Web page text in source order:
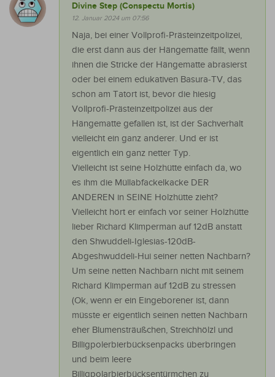
Divine Step (Conspectu Mortis)
12. Januar 2024 um 07:56
Naja, bei einer Vollprofi-Prästeinzeitpolizei,
die erst dann aus der Hängematte fällt, wenn
ihnen die Stricke der Hängematte abrasierst
oder bei einem edukativen Basura-TV, das
schon am Tatort ist, bevor die hiesig
Vollprofi-Prästeinzeitpolizei aus der
Hängematte gefallen ist, ist der Sachverhalt
vielleicht ein ganz anderer. Und er ist
eigentlich ein ganz netter Typ.
Vielleicht ist seine Holzhütte einfach da, wo
es ihm die Müllabfackelkacke DER
ANDEREN in SEINE Holzhütte zieht?
Vielleicht hört er einfach vor seiner Holzhütte
lieber Richard Klimperman auf 12dB anstatt
den Shwuddeli-Iglesias-120dB-
Abgeshwuddeli-Hui seiner netten Nachbarn?
Um seine netten Nachbarn nicht mit seinem
Richard Klimperman auf 12dB zu stressen
(Ok, wenn er ein Eingeborener ist, dann
müsste er eigentlich seinen netten Nachbarn
eher Blumensträußchen, Streichhölzl und
Billigpolerbierbücksenpacks überbringen
und beim leere
Billigpolarbierbücksentürmchen zu